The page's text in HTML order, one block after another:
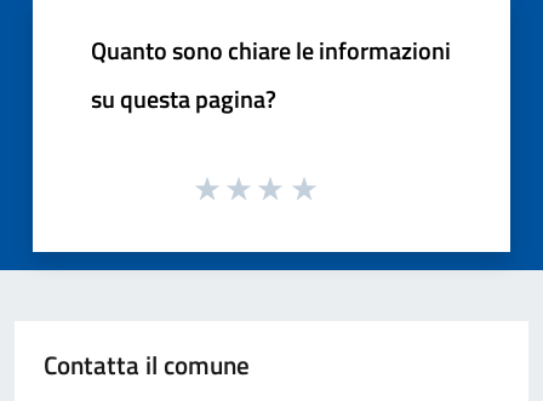
Quanto sono chiare le informazioni
su questa pagina?
Contatta il comune